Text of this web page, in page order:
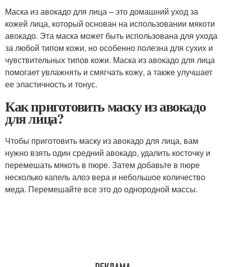
Маска из авокадо для лица – это домашний уход за
кожей лица, который основан на использовании мякоти
авокадо. Эта маска может быть использована для ухода
за любой типом кожи, но особенно полезна для сухих и
чувствительных типов кожи. Маска из авокадо для лица
помогает увлажнять и смягчать кожу, а также улучшает
ее эластичность и тонус.
Как приготовить маску из авокадо
для лица?
Чтобы приготовить маску из авокадо для лица, вам
нужно взять один средний авокадо, удалить косточку и
перемешать мякоть в пюре. Затем добавьте в пюре
несколько капель алоэ вера и небольшое количество
меда. Перемешайте все это до однородной массы.